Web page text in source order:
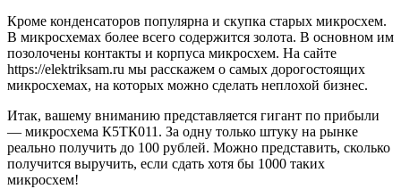
Кроме конденсаторов популярна и скупка старых микросхем.
В микросхемах более всего содержится золота. В основном им
позолочены контакты и корпуса микросхем. На сайте
https://elektriksam.ru мы расскажем о самых дорогостоящих
микросхемах, на которых можно сделать неплохой бизнес.
Итак, вашему вниманию представляется гигант по прибыли
— микросхема К5ТК011. За одну только штуку на рынке
реально получить до 100 рублей. Можно представить, сколько
получится выручить, если сдать хотя бы 1000 таких
микросхем!